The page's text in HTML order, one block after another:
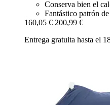
Conserva bien el
Fantástico patrón
160,05 € 200,99 €
Entrega gratuita hasta el